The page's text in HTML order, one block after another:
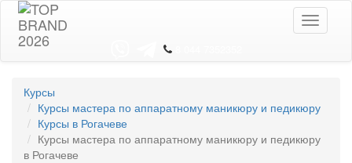
Toggle
Курсы
Курсы мастера по аппаратному маникюру и педикюру
Курсы в Рогачеве
Курсы мастера по аппаратному маникюру и педикюру
в Рогачеве